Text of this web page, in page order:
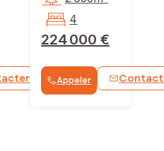
WhatsApp
224 000 €
4
Appeler